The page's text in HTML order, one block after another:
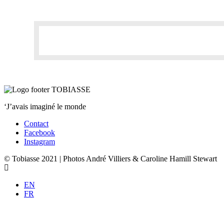
‘J’avais imaginé le monde
Contact
Facebook
Instagram
© Tobiasse 2021 | Photos André Villiers & Caroline Hamill Stewart
EN
FR